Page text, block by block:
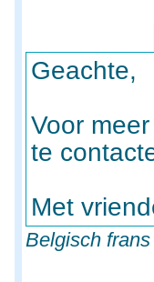
Geachte,
Voor
te
Met
Belgisch frans